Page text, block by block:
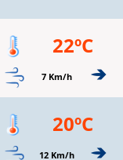
22ºC
7 Km/h
20ºC
12 Km/h